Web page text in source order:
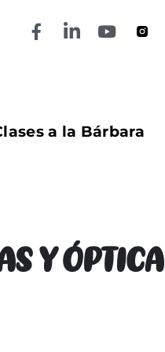
a la Bárbara
Y ÓPTICA